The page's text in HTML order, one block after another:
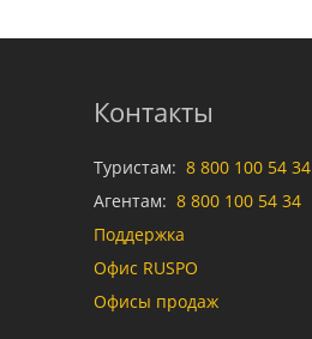
Контакты
Туристам: 8 800 100 54 34
Агентам: 8 800 100 54 34
Поддержка
Офис RUSPO
Офисы продаж